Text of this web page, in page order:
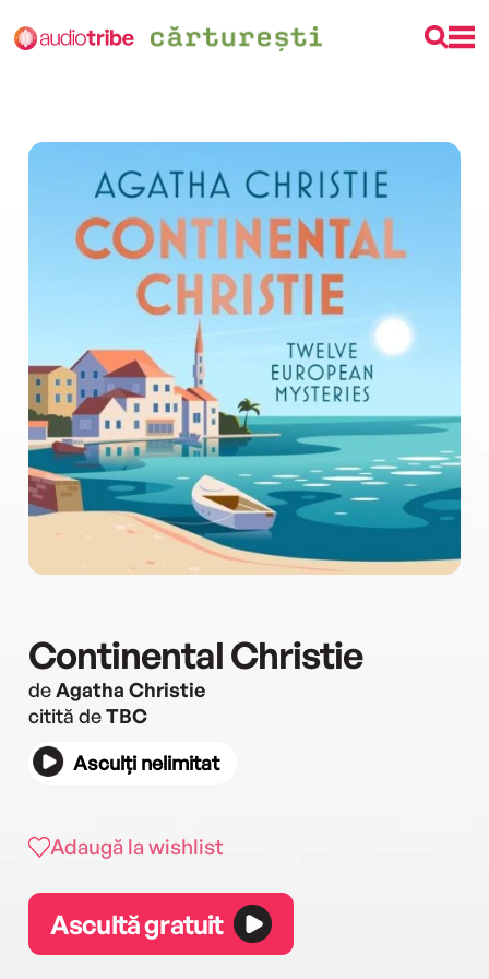
Continental Christie
deAgatha Christie
citită deTBC
Asculți nelimitat
Adaugă la wishlist
Ascultă gratuit